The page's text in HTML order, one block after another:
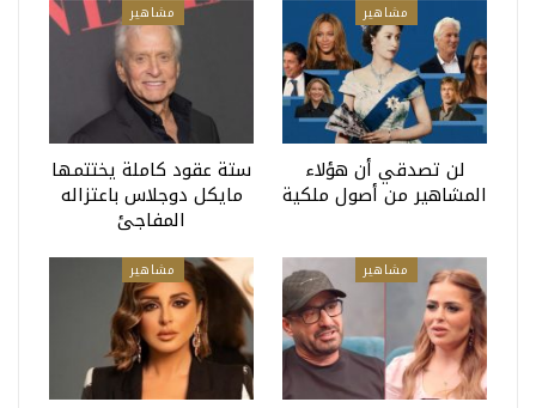
مشاهير
لن تصدقي أن هؤلاء
المشاهير من أصول ملكية
مشاهير
ستة عقود كاملة يختتمها
مايكل دوجلاس باعتزاله
المفاجئ
مشاهير مشاهير